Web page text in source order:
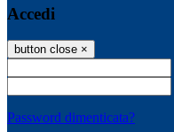
Accedi
button close ×
Password dimenticata?